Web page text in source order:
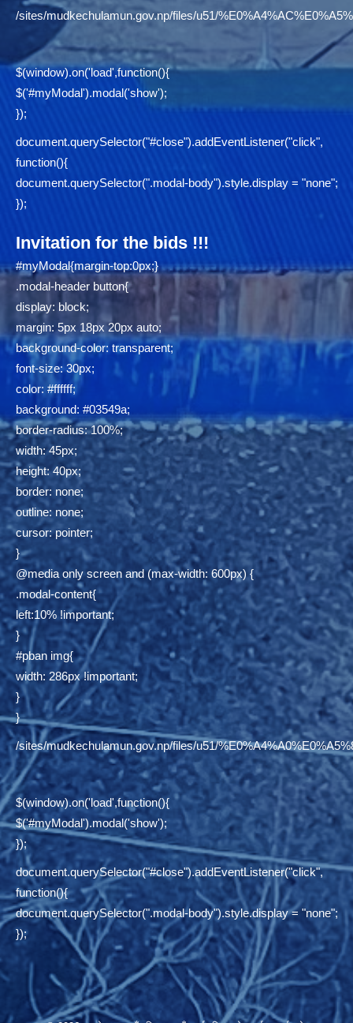
/sites/mudkechulamun.gov.np/files/u51/
$(window).on('load',function(){
$('#myModal').modal('show');
});
document.querySelector("#close").addEventListener("click",
function(){
document.querySelector(".modal-body").style.display = "none";
});
Invitation for the bids !!!
#myModal{margin-top:0px;}
.modal-header button{
display: block;
margin: 5px 18px 20px auto;
background-color: transparent;
font-size: 30px;
color: #ffffff;
background: #03549a;
border-radius: 100%;
width: 45px;
height: 40px;
border: none;
outline: none;
cursor: pointer;
}
@media only screen and (max-width: 600px) {
.modal-content{
left:10% !important;
}
#pban img{
width: 286px !important;
}
}
/sites/mudkechulamun.gov.np/files/u51/
$(window).on('load',function(){
$('#myModal').modal('show');
});
document.querySelector("#close").addEventListener("click",
function(){
document.querySelector(".modal-body").style.display = "none";
});